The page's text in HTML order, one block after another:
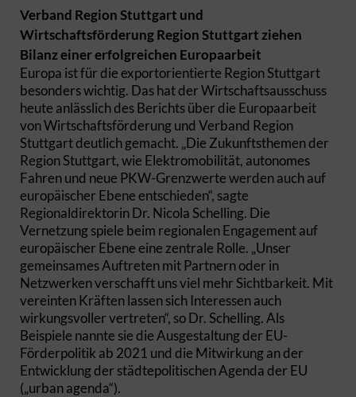
Verband Region Stuttgart und
Wirtschaftsförderung Region Stuttgart ziehen
Bilanz einer erfolgreichen Europaarbeit
Europa ist für die exportorientierte Region Stuttgart
besonders wichtig. Das hat der Wirtschaftsausschuss
heute anlässlich des Berichts über die Europaarbeit
von Wirtschaftsförderung und Verband Region
Stuttgart deutlich gemacht. „Die Zukunftsthemen der
Region Stuttgart, wie Elektromobilität, autonomes
Fahren und neue PKW-Grenzwerte werden auch auf
europäischer Ebene entschieden“, sagte
Regionaldirektorin Dr. Nicola Schelling. Die
Vernetzung spiele beim regionalen Engagement auf
europäischer Ebene eine zentrale Rolle. „Unser
gemeinsames Auftreten mit Partnern oder in
Netzwerken verschafft uns viel mehr Sichtbarkeit. Mit
vereinten Kräften lassen sich Interessen auch
wirkungsvoller vertreten“, so Dr. Schelling. Als
Beispiele nannte sie die Ausgestaltung der EU-
Förderpolitik ab 2021 und die Mitwirkung an der
Entwicklung der städtepolitischen Agenda der EU
(„urban agenda“).